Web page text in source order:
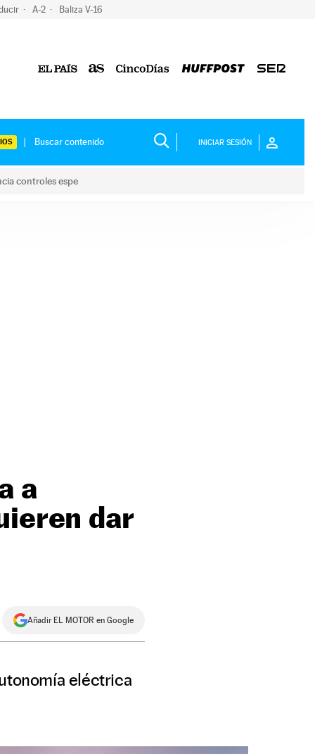
A-2 Baliza V-16
INICIAR SESIÓN
controles espe
a
dar
Añadir EL MOTOR en Google
eléctrica